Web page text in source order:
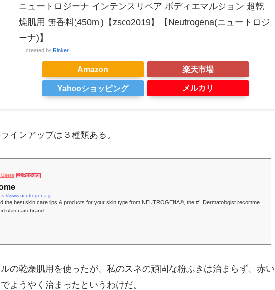
ニュートロジーナ インテンスリペア ボディエマルジョン 超乾
燥肌用 無香料(450ml)【zsco2019】【Neutrogena(ニュートロジ
ーナ)】
created by Rinker
Amazon 楽天市場
Yahooショッピング メルカリ
インアップは３種類ある。
Users 12 Pockets
www.neutrogena.jp
the best skin care tips & products for your skin type from NEUTROGENA®, the #1 Dermatologist recomme
skin care brand.
の乾燥肌用を使ったが、私のスネの頑固な粉ふきは治まらず、赤い
ようやく治まったというわけだ。